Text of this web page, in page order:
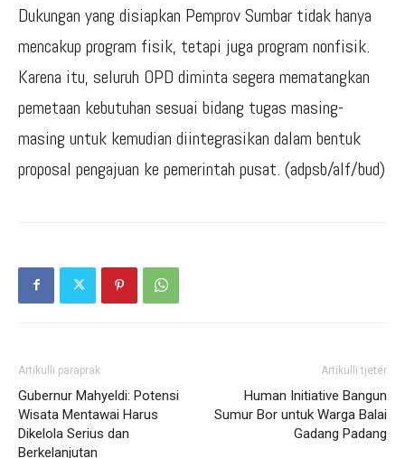
Dukungan yang disiapkan Pemprov Sumbar tidak hanya
mencakup program fisik, tetapi juga program nonfisik.
Karena itu, seluruh OPD diminta segera mematangkan
pemetaan kebutuhan sesuai bidang tugas masing-
masing untuk kemudian diintegrasikan dalam bentuk
proposal pengajuan ke pemerintah pusat. (adpsb/alf/bud)
Artikulli paraprak
Gubernur Mahyeldi: Potensi
Wisata Mentawai Harus
Dikelola Serius dan
Berkelanjutan
Artikulli tjetër
Human Initiative Bangun
Sumur Bor untuk Warga Balai
Gadang Padang